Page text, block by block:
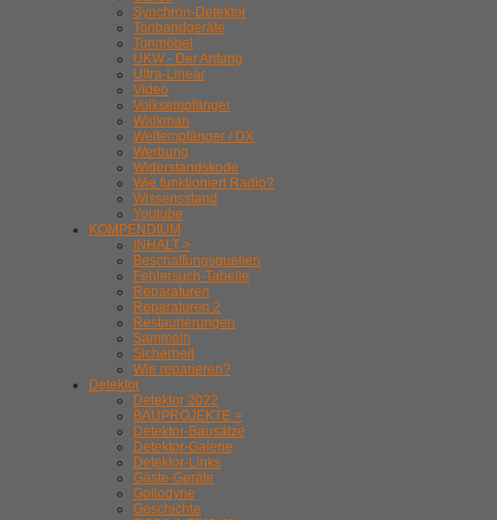
Synchron-Detektor
Tonbandgeräte
Tonmöbel
UKW - Der Anfang
Ultra-Linear
Video
Volksempfänger
Walkman
Weltempfänger / DX
Werbung
Widerstandskode
Wie funktioniert Radio?
Wissensstand
Youtube
KOMPENDIUM
INHALT >
Beschaffungsquellen
Fehlersuch-Tabelle
Reparaturen
Reparaturen 2
Restaurierungen
Sammeln
Sicherheit
Wie reparieren?
Detektor
Detektor 2022
BAUPROJEKTE >
Detektor-Bausätze
Detektor-Galerie
Detektor-Links
Gäste-Geräte
Gollodyne
Geschichte